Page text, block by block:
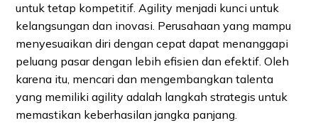
untuk tetap kompetitif. Agility menjadi kunci untuk
kelangsungan dan inovasi. Perusahaan yang mampu
menyesuaikan diri dengan cepat dapat menanggapi
peluang pasar dengan lebih efisien dan efektif. Oleh
karena itu, mencari dan mengembangkan talenta
yang memiliki agility adalah langkah strategis untuk
memastikan keberhasilan jangka panjang.